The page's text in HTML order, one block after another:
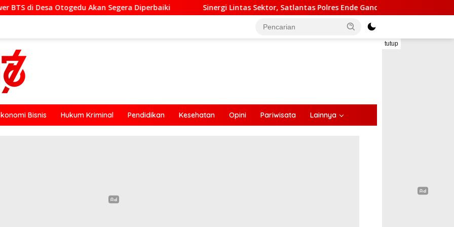
Akan Segera Diperbaiki Sinergi Lintas Sektor, Satlantas Polres Ende Gandeng Forum LLAJ Tekan Angka Kecelakaan
tutup
Bisnis Hukum Kriminal Pendidikan Kesehatan Opini Pariwisata Lainnya